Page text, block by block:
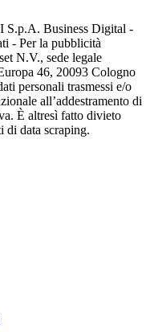
S.p.A. Business Digital -
- Per la pubblicità
N.V., sede legale
46, 20093 Cologno
personali trasmessi e/o
all’addestramento di
È altresì fatto divieto
di data scraping.